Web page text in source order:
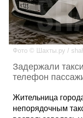
Фото © Шахты.ру /
Задержали
телефон
Жительница
непорядочным